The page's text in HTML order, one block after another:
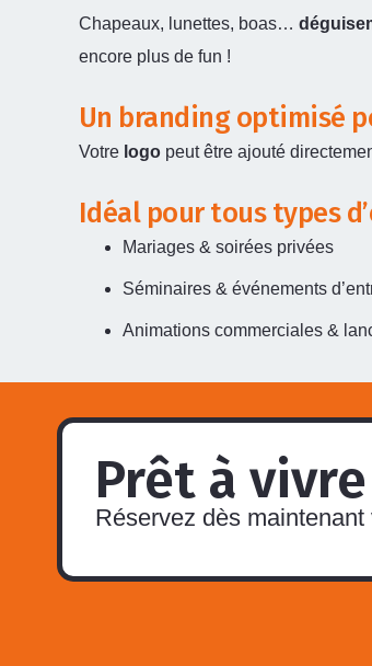
Chapeaux, lunettes, boas…
encore plus de fun !
Un branding optimisé
Votre logo peut être ajouté
Idéal pour tous types
Mariages & soirées privées
Séminaires & événements
Animations commerciales &
Prêt à
Réservez dès